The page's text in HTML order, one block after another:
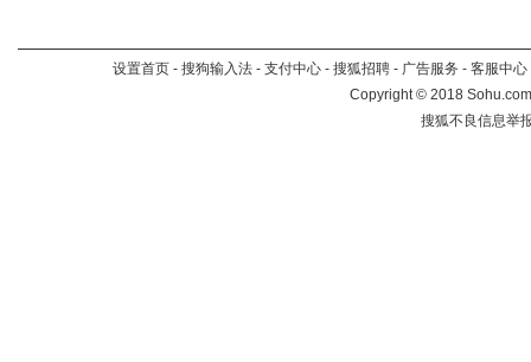
设置首页 - 搜狗输入法 - 支付中心 - 搜狐招聘 - 广告服务 - 客服中心
Copyright©2018
搜狐不良信息举